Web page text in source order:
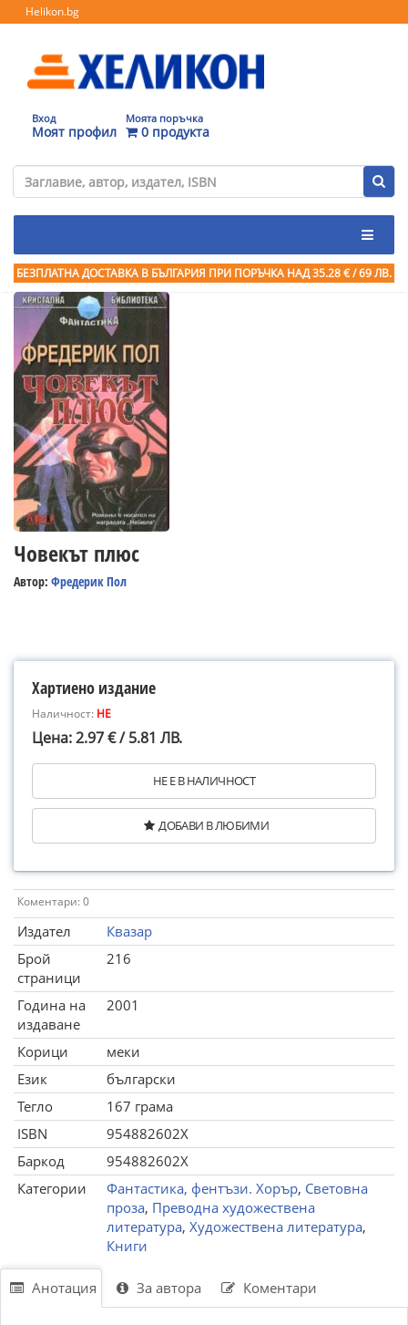
Helikon.bg
Вход
Моят профил
Моята поръчка
0 продукта
БЕЗПЛАТНА ДОСТАВКА В БЪЛГАРИЯ ПРИ ПОРЪЧКА НАД 35.28 € / 69 ЛВ.
Човекът плюс
Автор: Фредерик Пол
Хартиено издание
Наличност: НЕ
Цена: 2.97 € / 5.81 ЛВ.
НЕ Е В НАЛИЧНОСТ
ДОБАВИ В ЛЮБИМИ
Коментари: 0
Издател
Квазар
Брой
страници
216
Година на
издаване
2001
Корици
меки
Език
български
Тегло
167 грама
ISBN
954882602X
Баркод
954882602X
Категории
Фантастика, фентъзи. Хорър, Световна
проза, Преводна художествена
литература, Художествена литература,
Книги
Анотация За автора Коментари